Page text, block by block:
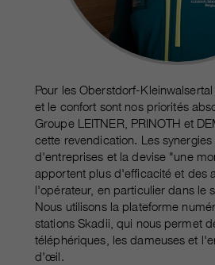
Pour les Oberstdorf-
et le confort sont nos priorités
Groupe LEITNER, PRINOTH et
cette revendication. Les
d'entreprises et la devise "une
apportent plus d'efficacité et des
l'opérateur, en particulier dans le
Nous utilisons la plateforme
stations Skadii, qui nous permet
téléphériques, les dameuses et
d'œil.